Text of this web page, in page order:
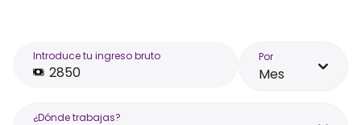
Introduce tu ingreso bruto Por
Mes
¿Dónde trabajas?